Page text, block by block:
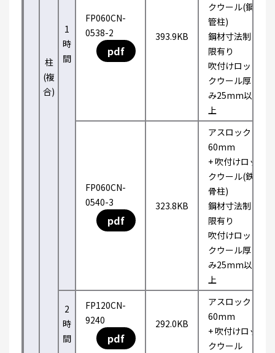
柱
(複
合)
1
時
間
FP060CN-
0538-2
pdf
393.9KB
クウール(鋼
管柱)
鋼材寸法制
限有り
吹付けロッ
クウール厚
み25mm以
上
FP060CN-
0540-3
pdf
323.8KB
アスロック
60mm
+ 吹付けロッ
クウール(鉄
骨柱)
鋼材寸法制
限有り
吹付けロッ
クウール厚
み25mm以
上
2
時
間
FP120CN-
9240
pdf
292.0KB
アスロック
60mm
+ 吹付けロッ
クウール